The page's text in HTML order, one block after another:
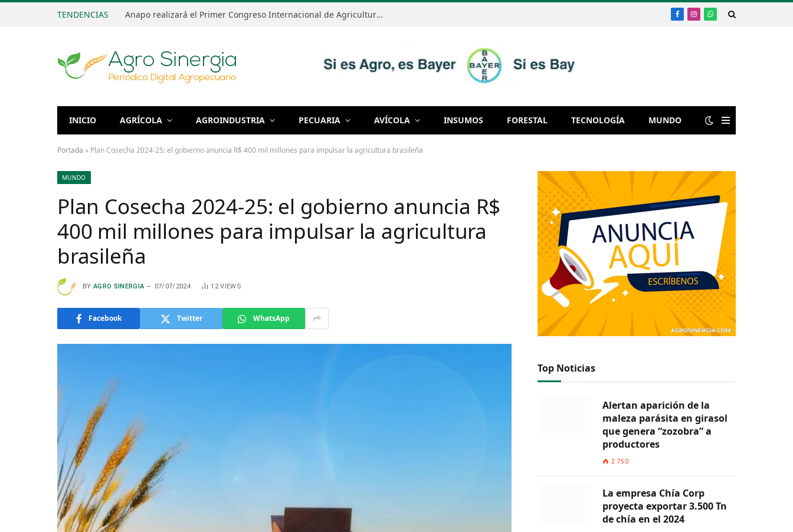
TENDENCIAS Anapo realizará el Primer Congreso Internacional de Agricultura Sostenible el 7 y 8 de septiembre Facebook
Instagram
WhatsApp
INICIO AGRÍCOLA AGROINDUSTRIA PECUARIA AVÍCOLA INSUMOS FORESTAL TECNOLOGÍA MUNDO
Portada » Plan Cosecha 2024-25: el gobierno anuncia R$ 400 mil millones para impulsar la agricultura brasileña
MUNDO
Plan Cosecha 2024-25: el gobierno anuncia R$
400 mil millones para impulsar la agricultura
brasileña
BY AGRO SINERGIA 07/07/2024 12VIEWS
Facebook Twitter WhatsApp
Top Noticias
Alertan aparición de la
maleza parásita en girasol
que genera “zozobra” a
productores
2.750
La empresa Chía Corp
proyecta exportar 3.500 Tn
de chía en el 2024